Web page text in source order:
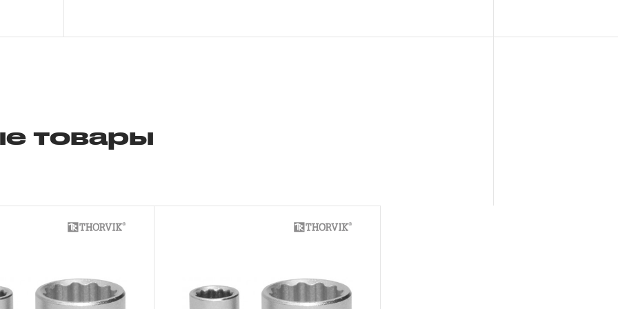
обнаруженный или возникший в результате нарушений при его
перечислены в п. 3.4.
3.2 Производитель гарантирует бесперебойное функционирование
инструмента, которые перечислены в п. 3.4.
3.3 На изделия торговой марки CARBON® распространяется понятие
товары